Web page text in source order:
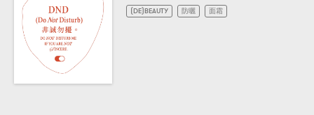
(DE)BEAUTY 防曬 面霜